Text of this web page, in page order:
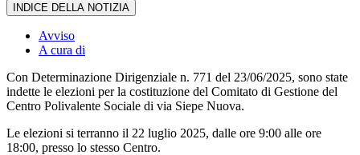
INDICE DELLA NOTIZIA
Avviso
A cura di
Con Determinazione Dirigenziale n. 771 del 23/06/2025, sono state
indette le elezioni per la costituzione del Comitato di Gestione del
Centro Polivalente Sociale di via Siepe Nuova.
Le elezioni si terranno il 22 luglio 2025, dalle ore 9:00 alle ore
18:00, presso lo stesso Centro.